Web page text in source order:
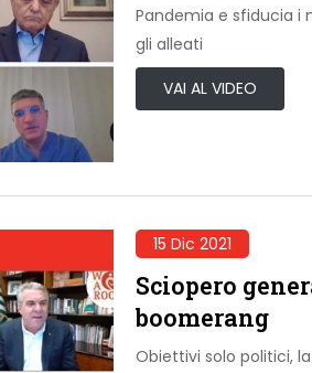
Pandemia e sfiducia i
gli alleati
VAI AL VIDEO
15 Dic 2021
Sciopero
boomerang
Obiettivi solo politici,